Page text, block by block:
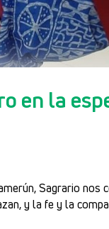
en la
Sagrario nos
y la fe y la